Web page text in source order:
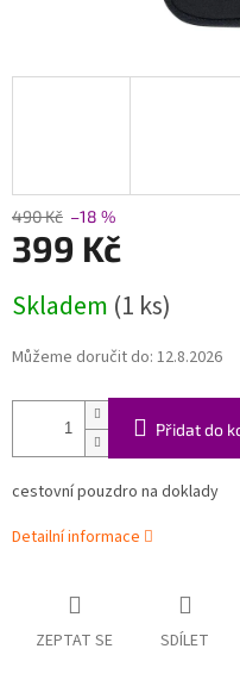
490 Kč –18 %
399 Kč
cena:
Skladem (1 ks)
Můžeme doručit do: 12.8.2026
Přidat do
cestovní pouzdro na doklady
Detailní informace
ZEPTAT SE SDÍLET